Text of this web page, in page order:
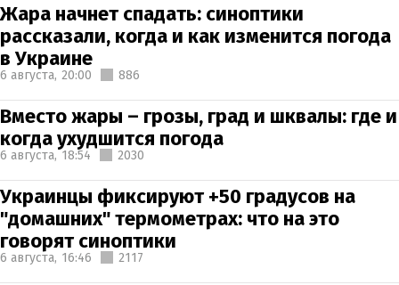
Жара начнет спадать: синоптики
рассказали, когда и как изменится погода
в Украине
6 августа, 20:00 886
Вместо жары – грозы, град и шквалы: где и
когда ухудшится погода
6 августа, 18:54 2030
Украинцы фиксируют +50 градусов на
"домашних" термометрах: что на это
говорят синоптики
6 августа, 16:46 2117